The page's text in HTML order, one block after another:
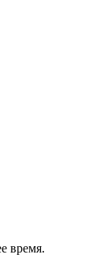
время.